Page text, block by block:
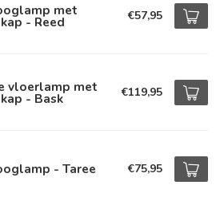
met
- Reed €57,95
vloerlamp met
- Bask €119,95
- Taree €75,95